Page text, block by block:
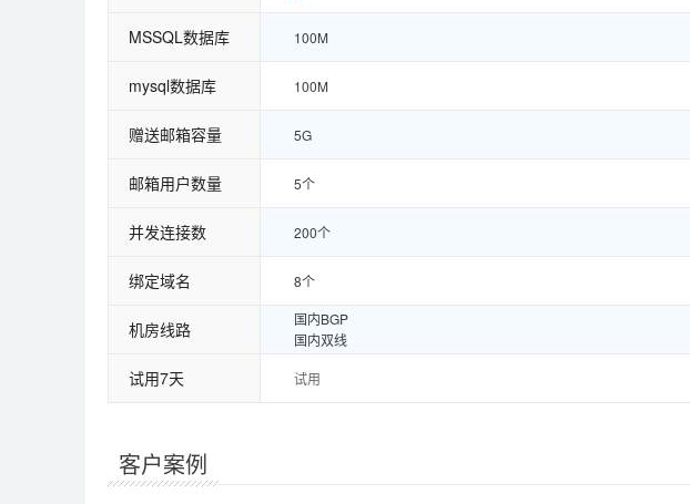
MSSQL数据库 100M
mysql数据库 100M
赠送邮箱容量 5G
邮箱用户数量 5个
并发连接数 200个
绑定域名 8个
机房线路
国内BGP
国内双线
试用7天 试用
PHP
错误页面定义
客户案例